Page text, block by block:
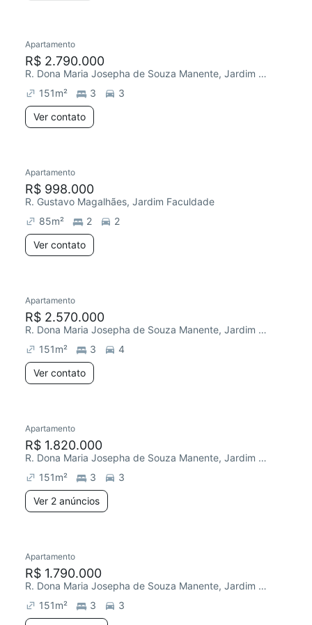
Apartamento
R$ 2.790.000
R. Dona Maria Josepha de Souza Manente, Jardim Faculdade
151m² 3
3
Ver contato
Apartamento
R$ 998.000
R. Gustavo Magalhães, Jardim Faculdade
85m² 2
2
Ver contato
Apartamento
R$ 2.570.000
R. Dona Maria Josepha de Souza Manente, Jardim Faculdade
151m² 3
4
Ver contato
Apartamento
R$ 1.820.000
R. Dona Maria Josepha de Souza Manente, Jardim Faculdade
151m² 3
3
Ver 2 anúncios
Apartamento
R$ 1.790.000
R. Dona Maria Josepha de Souza Manente, Jardim Faculdade
151m² 3
3